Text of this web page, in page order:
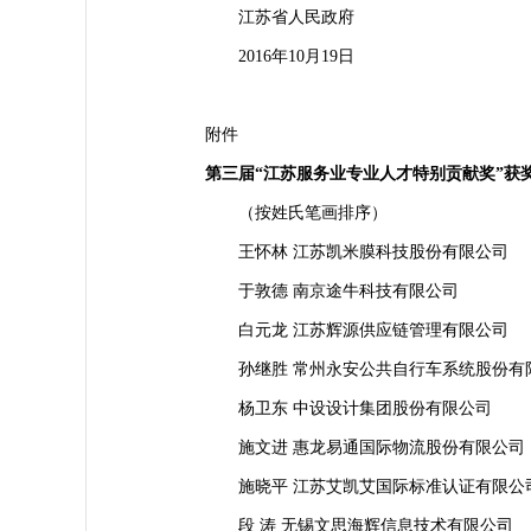
江苏省人民政府
2016年10月19日
附件
第三届“江苏服务业专业人才特别贡献奖”获
（按姓氏笔画排序）
王怀林 江苏凯米膜科技股份有限公司
于敦德 南京途牛科技有限公司
白元龙 江苏辉源供应链管理有限公司
孙继胜 常州永安公共自行车系统股份有
杨卫东 中设设计集团股份有限公司
施文进 惠龙易通国际物流股份有限公司
施晓平 江苏艾凯艾国际标准认证有限公
段 涛 无锡文思海辉信息技术有限公司